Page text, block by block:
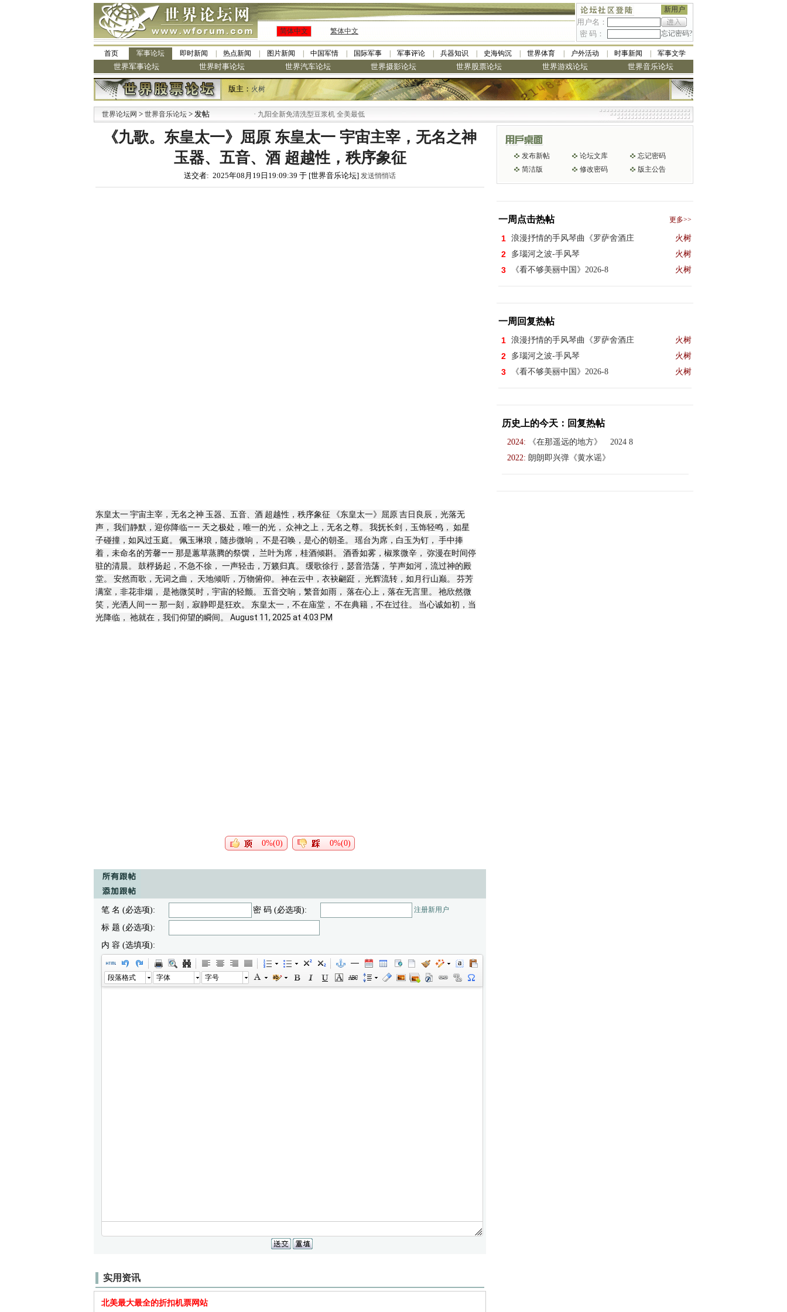
新用户
用户名：
密 码：
忘记密码?
简体中文 繁体中文
首页 军事论坛 即时新闻 热点新闻 图片新闻 中国军情 国际军事 军事评论 兵器知识 史海钩沉 世界体育 户外活动 时事新闻 军事文学
世界军事论坛 世界时事论坛 世界汽车论坛 世界摄影论坛 世界股票论坛 世界游戏论坛 世界音乐论坛
版主： 火树
世界论坛网 > 世界音乐论坛 > 发帖 九阳全新免清洗型豆浆机 全美最低
《九歌。东皇太一》屈原 东皇太一 宇宙主宰，无名之神
玉器、五音、酒 超越性，秩序象征
送交者: 2025年08月19日19:09:39 于 [世界音乐论坛] 发送悄悄话
东皇太一 宇宙主宰，无名之神 玉器、五音、酒 超越性，秩序象征 《东皇太一》屈原 吉日良辰，光落无
声， 我们静默，迎你降临—— 天之极处，唯一的光， 众神之上，无名之尊。 我抚长剑，玉饰轻鸣， 如星
子碰撞，如风过玉庭。 佩玉琳琅，随步微响， 不是召唤，是心的朝圣。 瑶台为席，白玉为钉， 手中捧
着，未命名的芳馨—— 那是蕙草蒸腾的祭馔， 兰叶为席，桂酒倾斟。 酒香如雾，椒浆微辛， 弥漫在时间停
驻的清晨。 鼓桴扬起，不急不徐， 一声轻击，万籁归真。 缓歌徐行，瑟音浩荡， 竽声如河，流过神的殿
堂。 安然而歌，无词之曲， 天地倾听，万物俯仰。 神在云中，衣袂翩跹， 光辉流转，如月行山巅。 芬芳
满室，非花非烟， 是祂微笑时，宇宙的轻颤。 五音交响，繁音如雨， 落在心上，落在无言里。 祂欣然微
笑，光洒人间—— 那一刻，寂静即是狂欢。 东皇太一，不在庙堂， 不在典籍，不在过往。 当心诚如初，当
光降临， 祂就在，我们仰望的瞬间。 August 11, 2025 at 4:03 PM
0%(0) 0%(0)
笔 名 (必选项): 密 码 (必选项): 注册新用户
标 题 (必选项):
内 容 (选填项):
段落格式 字体 字号
实用资讯
北美最大最全的折扣机票网站
发布新帖 论坛文库
忘记密码
简洁版
修改密码 版主公告
一周点击热帖 更多>>
1 浪漫抒情的手风琴曲《罗萨舍酒庄 火树
2 多瑙河之波-手风琴 火树
3 《看不够美丽中国》2026-8 火树
一周回复热帖
1 浪漫抒情的手风琴曲《罗萨舍酒庄 火树
2 多瑙河之波-手风琴 火树
3 《看不够美丽中国》2026-8 火树
历史上的今天：回复热帖
2024:
《在那遥远的地方》 2024 8
2022: 朗朗即兴弹《黄水谣》